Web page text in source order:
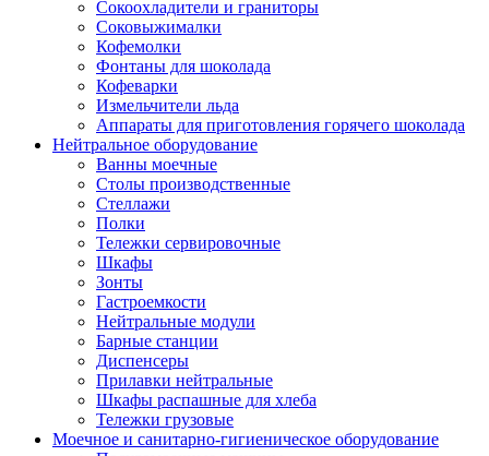
Сокоохладители и граниторы
Соковыжималки
Кофемолки
Фонтаны для шоколада
Кофеварки
Измельчители льда
Аппараты для приготовления горячего шоколада
Нейтральное оборудование
Ванны моечные
Столы производственные
Стеллажи
Полки
Тележки сервировочные
Шкафы
Зонты
Гастроемкости
Нейтральные модули
Барные станции
Диспенсеры
Прилавки нейтральные
Шкафы распашные для хлеба
Тележки грузовые
Моечное и санитарно-гигиеническое оборудование